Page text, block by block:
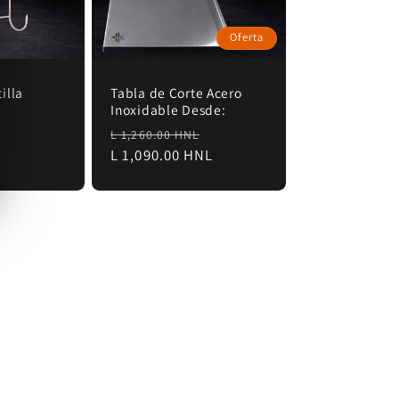
Oferta
Tabla de Corte Acero
Inoxidable Desde:
Precio
habitual
L 1,260.00 HNL
de
L 1,090.00 HNL